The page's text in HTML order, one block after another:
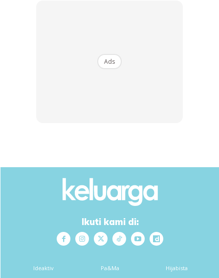
tanggungjawab sebagai abang sulung. Boleh dikatakan
tiada perubahan baik sebelum mahupun selepas kahwin.
“Malah, sehingga kini walaupun dia sudah terkenal dalam
bidang seni, namun sikap Fattah tetap sama. Itu yang saya
Kena selalu humble dan jangan lupa diri. Jujur saya akui,
Ads
Ikuti kami di:
Ideaktiv Pa&Ma Hijabista